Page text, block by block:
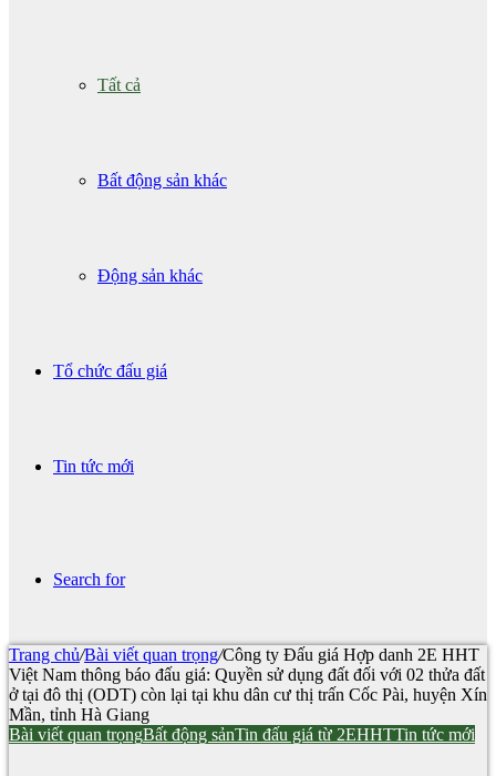
Tất cả
Bất động sản khác
Động sản khác
Tổ chức đấu giá
Tin tức mới
Search for
Trang chủ/Bài viết quan trọng/Công ty Đấu giá Hợp danh 2E HHT
Việt Nam thông báo đấu giá: Quyền sử dụng đất đối với 02 thửa đất
ở tại đô thị (ODT) còn lại tại khu dân cư thị trấn Cốc Pài, huyện Xín
Mần, tỉnh Hà Giang
Bài viết quan trọngBất động sảnTin đấu giá từ 2EHHTTin tức mới